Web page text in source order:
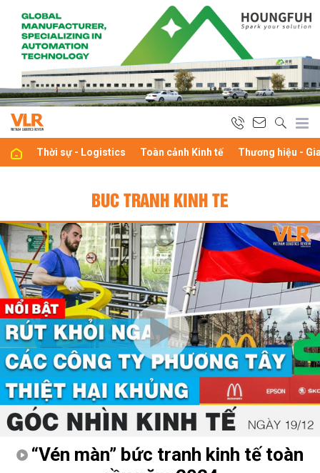
Thời sự - Logistics Toàn cảnh Kinh tế Thương hiệu -
BUC TRANH KINH TE
“Vén màn” bức tranh kinh tế toàn